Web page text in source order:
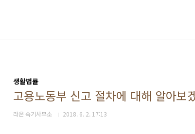
생활법률
고용노동부 신고 절차에 대해 알아보
라온 속기사무소 2018. 6. 2. 17:13